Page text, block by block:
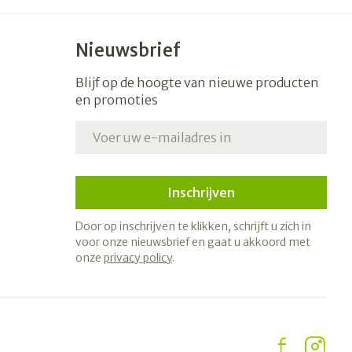
Nieuwsbrief
Blijf op de hoogte van nieuwe producten
en promoties
Inschrijven
Door op inschrijven te klikken, schrijft u zich in
voor onze nieuwsbrief en gaat u akkoord met
onze privacy policy.